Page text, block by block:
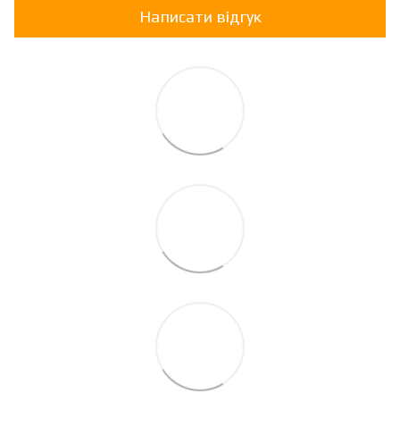
Написати відгук